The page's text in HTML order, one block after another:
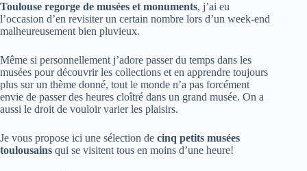
Toulouse regorge de musées et monuments, j’ai eu
l’occasion d’en revisiter un certain nombre lors d’un week-end
malheureusement bien pluvieux.
Même si personnellement j’adore passer du temps dans les
musées pour découvrir les collections et en apprendre toujours
plus sur un thème donné, tout le monde n’a pas forcément
envie de passer des heures cloîtré dans un grand musée. On a
aussi le droit de vouloir varier les plaisirs.
Je vous propose ici une sélection de cinq petits musées
toulousains qui se visitent tous en moins d’une heure!